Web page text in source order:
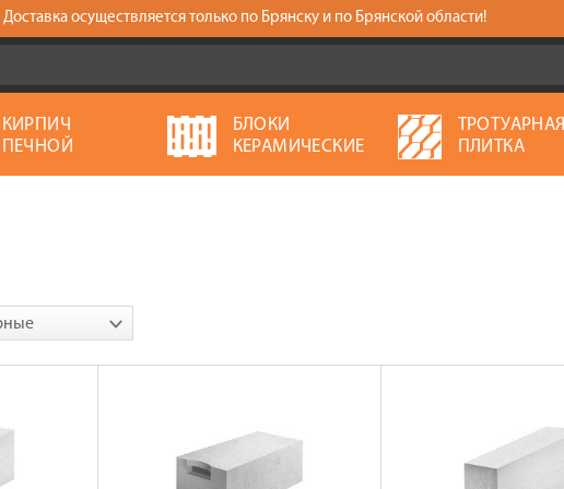
Доставка осуществляется только по Брянску и по Брянской области!
КИРПИЧ
ПЕЧНОЙ
БЛОКИ
КЕРАМИЧЕСКИЕ
ТРОТУАРНАЯ
ПЛИТКА